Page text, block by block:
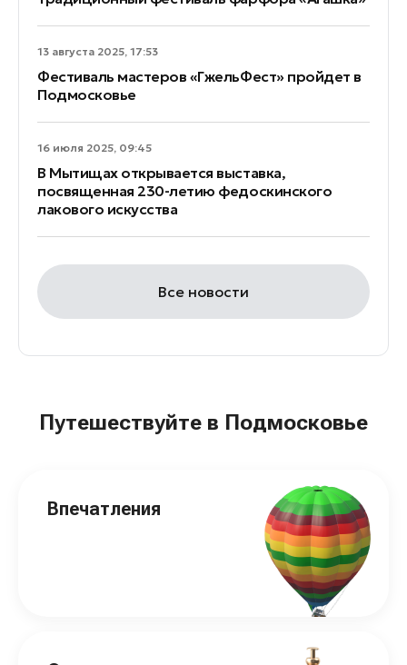
13 августа 2025, 17:53
Фестиваль мастеров «ГжельФест» пройдет в
Подмосковье
16 июля 2025, 09:45
В Мытищах открывается выставка,
посвященная 230-летию федоскинского
лакового искусства
Все новости
Путешествуйте в Подмосковье
Впечатления